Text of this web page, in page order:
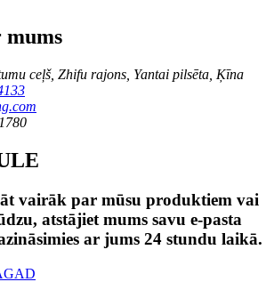
mums
ceļš, Zhifu rajons, Yantai pilsēta, Ķīna
vairāk par mūsu produktiem vai
atstājiet mums savu e-pasta
ar jums 24 stundu laikā.